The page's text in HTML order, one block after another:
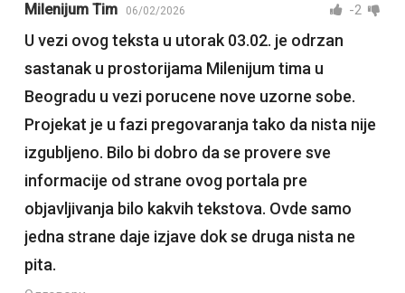
Milenijum Tim 06/02/2026 -2
U vezi ovog teksta u utorak 03.02. je odrzan
sastanak u prostorijama Milenijum tima u
Beogradu u vezi porucene nove uzorne sobe.
Projekat je u fazi pregovaranja tako da nista nije
izgubljeno. Bilo bi dobro da se provere sve
informacije od strane ovog portala pre
objavljivanja bilo kakvih tekstova. Ovde samo
jedna strane daje izjave dok se druga nista ne
pita.